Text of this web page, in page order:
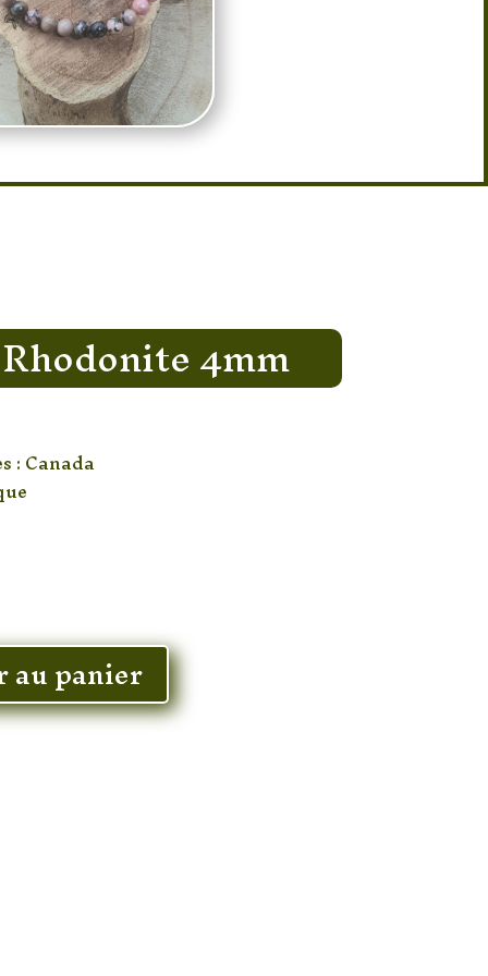
4mm
: Canada
panier